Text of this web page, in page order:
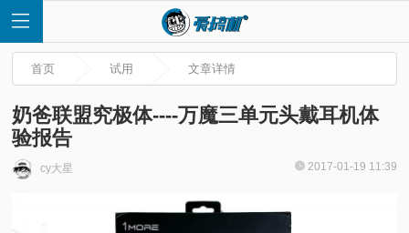
首
首页 试用 文章详情
奶爸联盟究极体----万魔三单元头戴耳机体
验报告
cy大星 2017-01-19 11:39